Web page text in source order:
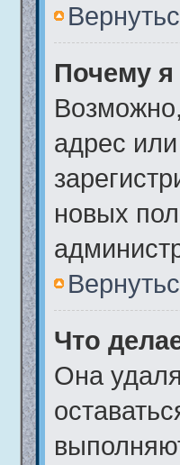
Почему я
адрес
новых
Что
Она